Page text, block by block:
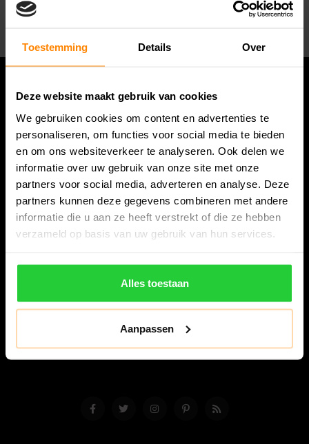
Toestemming Details Over
Deze website maakt gebruik van cookies
We gebruiken cookies om content en advertenties te
personaliseren, om functies voor social media te bieden
en om ons websiteverkeer te analyseren. Ook delen we
informatie over uw gebruik van onze site met onze
partners voor social media, adverteren en analyse. Deze
partners kunnen deze gegevens combineren met andere
informatie die u aan ze heeft verstrekt of die ze hebben
verzameld op basis van uw gebruik van hun services.
Alles toestaan
Aanpassen
Abonneer
Bespanracket.nl is dé racketspecialist van Lelystad en
omstreken.
8224 AA Lelystad
06-57276080
info@bespanracket.nl